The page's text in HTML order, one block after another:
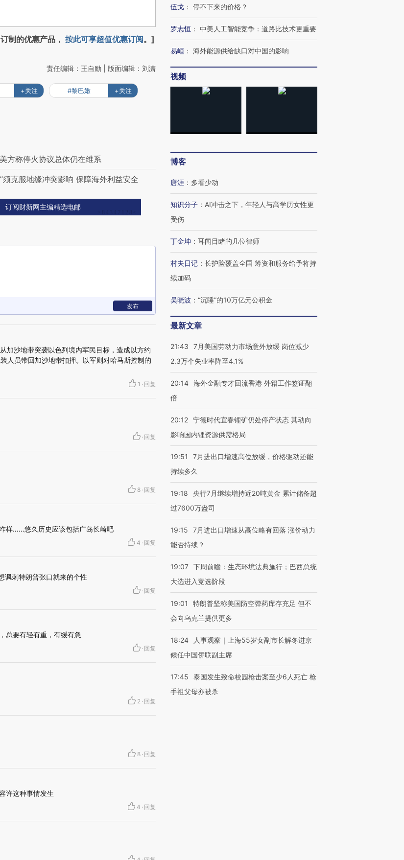
制的优惠产品， 按此可享超值优惠订阅。]
责任编辑：王自励 | 版面编辑：刘潇
+关注 #黎巴嫩 +关注
方称停火协议总体仍在维系
克服地缘冲突影响 保障海外利益安全
订阅财新网主编精选电邮
发布
加沙地带突袭以色列境内军民目标，造成以方约
人员带回加沙地带扣押。以军则对哈马斯控制的
1 · 回复
· 回复
8 · 回复
样……悠久历史应该包括广岛长崎吧
4 · 回复
讽刺特朗普张口就来的个性
· 回复
总要有轻有重，有缓有急
· 回复
2 · 回复
8 · 回复
许这种事情发生
4 · 回复
伍戈 ： 停不下来的价格？
罗志恒 ： 中美人工智能竞争：道路比技术更重要
易峘 ： 海外能源供给缺口对中国的影响
视频
博客
唐涯 ： 多看少动
知识分子 ： AI冲击之下，年轻人与高学历女性更
受伤
丁金坤 ： 耳闻目睹的几位律师
村夫日记 ： 长护险覆盖全国 筹资和服务给予将持
续加码
吴晓波 ： “沉睡”的10万亿元公积金
最新文章
21:43
7月美国劳动力市场意外放缓 岗位减少
2.3万个失业率降至4.1%
20:14 海外金融专才回流香港 外籍工作签证翻
倍
20:12 宁德时代宜春锂矿仍处停产状态 其动向
影响国内锂资源供需格局
19:51
7月进出口增速高位放缓，价格驱动还能
持续多久
19:18
央行7月继续增持近20吨黄金 累计储备超
过7600万盎司
19:15
7月进出口增速从高位略有回落 涨价动力
能否持续？
19:07 下周前瞻：生态环境法典施行；巴西总统
大选进入竞选阶段
19:01
特朗普坚称美国防空弹药库存充足 但不
会向乌克兰提供更多
18:24
人事观察｜上海55岁女副市长解冬进京
候任中国侨联副主席
17:45
泰国发生致命校园枪击案至少6人死亡 枪
手祖父母亦被杀